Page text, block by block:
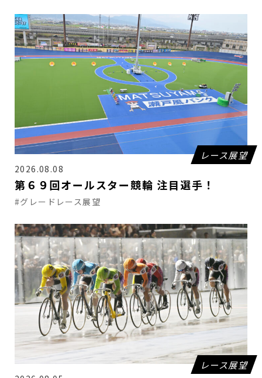
レース展望
2026.08.08
第６９回オールスター競輪 注目選手！
#グレードレース展望
レース展望